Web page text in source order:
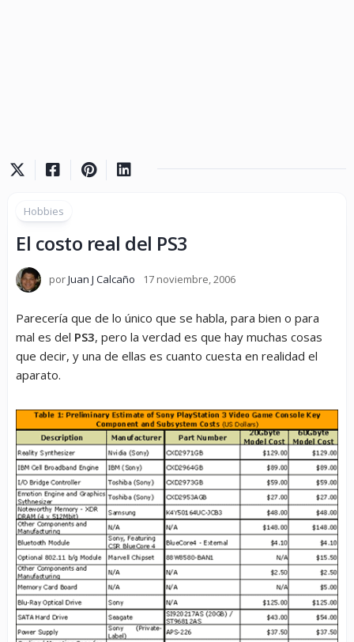
Hobbies
El costo real del PS3
porJuan J Calcaño 17 noviembre, 2006
Parecería que de lo único que se habla, para bien o para
mal es del PS3, pero la verdad es que hay muchas cosas
que decir, y una de ellas es cuanto cuesta en realidad el
aparato.